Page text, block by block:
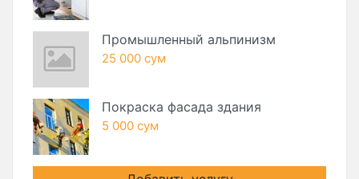
Промышленный альпинизм
25 000 сум
Покраска фасада здания
5 000 сум